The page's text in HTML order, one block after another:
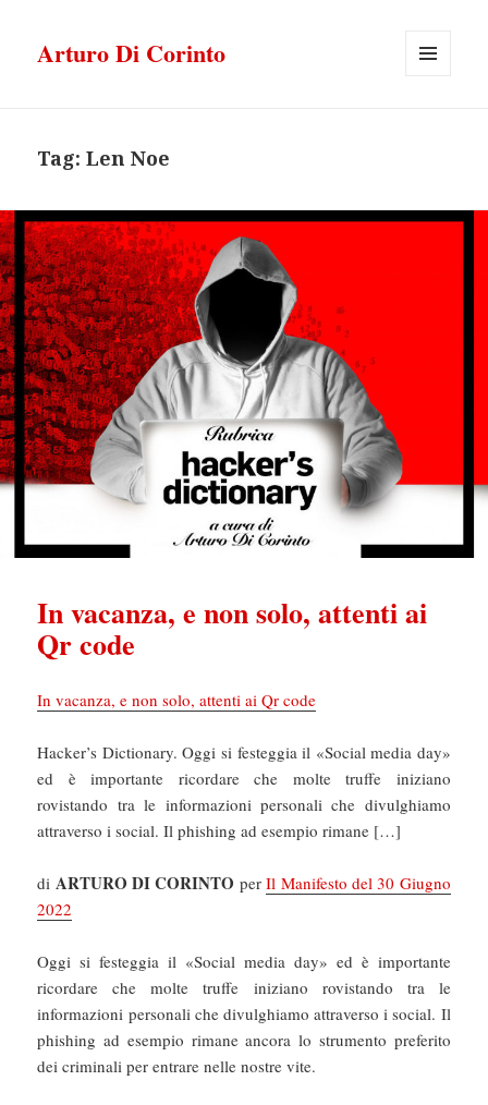
Arturo Di Corinto
Tag:Len Noe
In vacanza, e non solo, attenti ai
Qr code
In vacanza, e non solo, attenti ai Qr code
Hacker’s Dictionary. Oggi si festeggia il «Social media day»
ed è importante ricordare che molte truffe iniziano
rovistando tra le informazioni personali che divulghiamo
attraverso i social. Il phishing ad esempio rimane […]
di ARTURO DI CORINTO perIl Manifesto del 30 Giugno
2022
Oggi si festeggia il «Social media day» ed è importante
ricordare che molte truffe iniziano rovistando tra le
informazioni personali che divulghiamo attraverso i social. Il
phishing ad esempio rimane ancora lo strumento preferito
dei criminali per entrare nelle nostre vite.